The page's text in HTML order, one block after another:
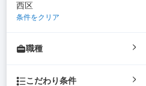
西区
条件をクリア
職種
こだわり条件